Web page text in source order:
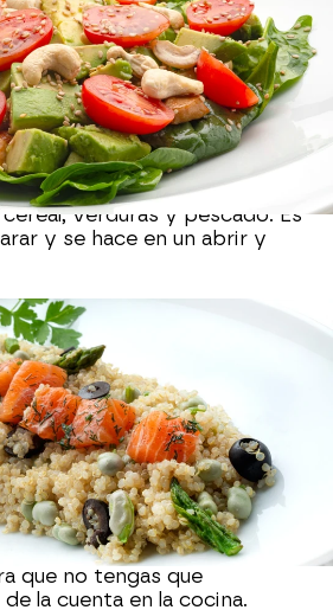
quinoa, salmón y
de que vas a elaborar
porque es "súper
y buenísima". Lleva quinoa,
verduras y pescado. Es
y se hace en un abrir y
pollo
con yema
elaboradoesta receta tan
pollo escabechado de
que no tengas que
la cuenta en la cocina.